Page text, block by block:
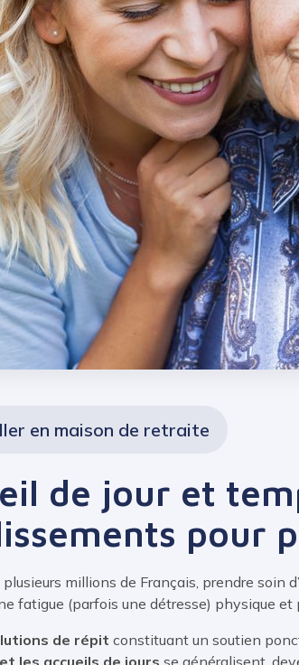
en maison de retraite
de jour et
pour
millions de Français, prendre soin
fatigue (parfois une détresse) physique
de répit constituant un soutien
les accueils de jours se généralisent,